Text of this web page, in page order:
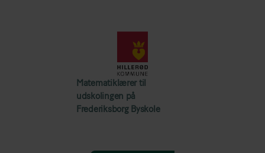
Matematiklærer til
udskolingen på
Frederiksborg Byskole